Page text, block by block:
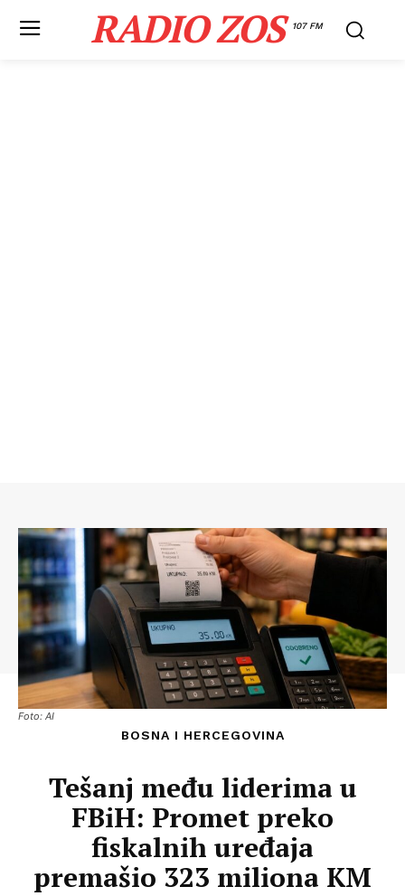
RADIO ZOS 107 FM
Foto: AI
BOSNA I HERCEGOVINA
Tešanj među liderima u
FBiH: Promet preko
fiskalnih uređaja
premašio 323 miliona KM